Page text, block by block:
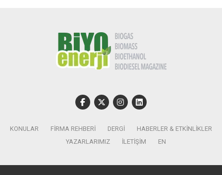
KONULAR FIRMA REHBERI DERGI
HABERLER & ETKINLIKLER
YAZARLARIMIZ
İLETIŞIM EN